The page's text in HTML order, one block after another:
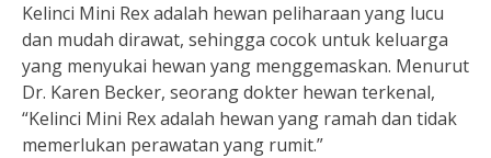
Kelinci Mini Rex adalah hewan peliharaan yang lucu
dan mudah dirawat, sehingga cocok untuk keluarga
yang menyukai hewan yang menggemaskan. Menurut
Dr. Karen Becker, seorang dokter hewan terkenal,
“Kelinci Mini Rex adalah hewan yang ramah dan tidak
memerlukan perawatan yang rumit.”